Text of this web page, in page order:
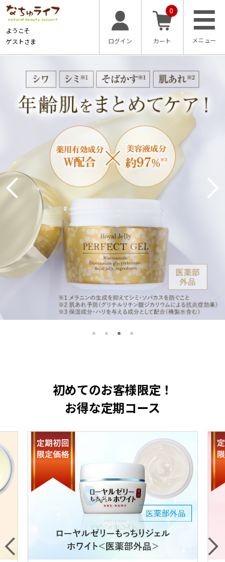
ようこそ
ゲストさま
ログイン
0
カート
初めてのお客様限定！
お得な定期コース